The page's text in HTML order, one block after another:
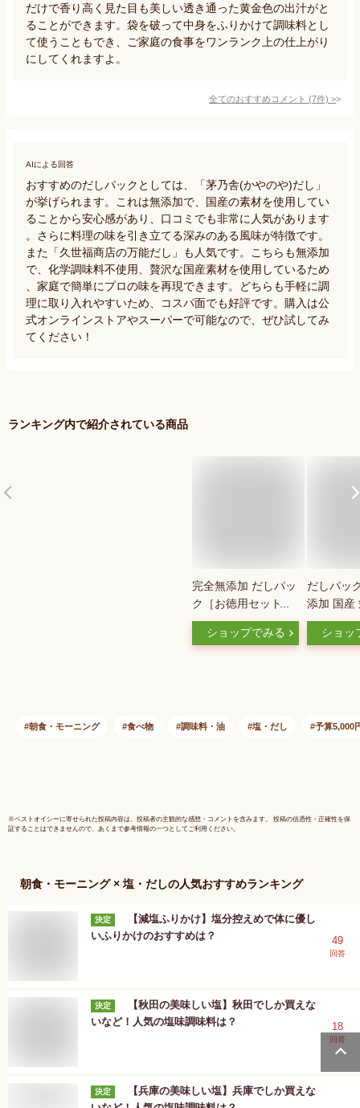
だけで香り高く見た目も美しい透き通った黄金色の出汁がと
ることができます。袋を破って中身をふりかけて調味料とし
て使うこともでき、ご家庭の食事をワンランク上の仕上がり
にしてくれますよ。
全てのおすすめコメント (7件) >
AIによる回答
おすすめのだしパックとしては、「茅乃舎(かやのや)だし」
が挙げられます。これは無添加で、国産の素材を使用してい
ることから安心感があり、口コミでも非常に人気があります
。さらに料理の味を引き立てる深みのある風味が特徴です。
また「久世福商店の万能だし」も人気です。こちらも無添加
で、化学調味料不使用、贅沢な国産素材を使用しているため
、家庭で簡単にプロの味を再現できます。どちらも手軽に調
理に取り入れやすいため、コスパ面でも好評です。購入は公
式オンラインストアやスーパーで可能なので、ぜひ試してみ
てください！
ランキング内で紹介されている商品
完全無添加 だしパッ
ク［お徳用セット 京
のだしパック 10g20
パック 選べるセット
きょうのおだし 国産
ショップでみる
だしパッ
添加 国産
プ だし
塩 ベビ
鍋 味噌汁
ショッ
朝食・モーニング 食べ物 調味料・油 塩・だし 予算5,000
※ベストオイシーに寄せられた投稿内容は、投稿者の主観的な感想・コメントを含みます。 投稿の信憑性・正確性を保
証することはできませんので、あくまで参考情報の一つとしてご利用ください。
朝食・モーニング × 塩・だしの人気おすすめランキング
決定
【減塩ふりかけ】塩分控えめで体に優し
いふりかけのおすすめは？
49
回答
決定
【秋田の美味しい塩】秋田でしか買えな
いなど！人気の塩味調味料は？
18
回答
決定
【兵庫の美味しい塩】兵庫でしか買えな